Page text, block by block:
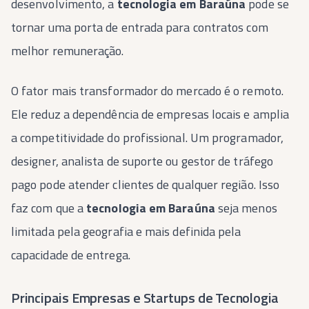
tornar uma porta de entrada para contratos com
melhor remuneração.
O fator mais transformador do mercado é o remoto.
Ele reduz a dependência de empresas locais e amplia
a competitividade do profissional. Um programador,
designer, analista de suporte ou gestor de tráfego
pago pode atender clientes de qualquer região. Isso
faz com que atecnologia em Baraúnaseja menos
limitada pela geografia e mais definida pela
capacidade de entrega.
Principais Empresas e Startups de Tecnologia